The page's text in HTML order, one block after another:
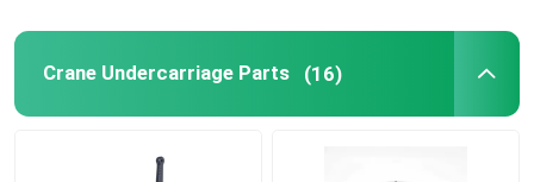
Crane Undercarriage Parts (16)